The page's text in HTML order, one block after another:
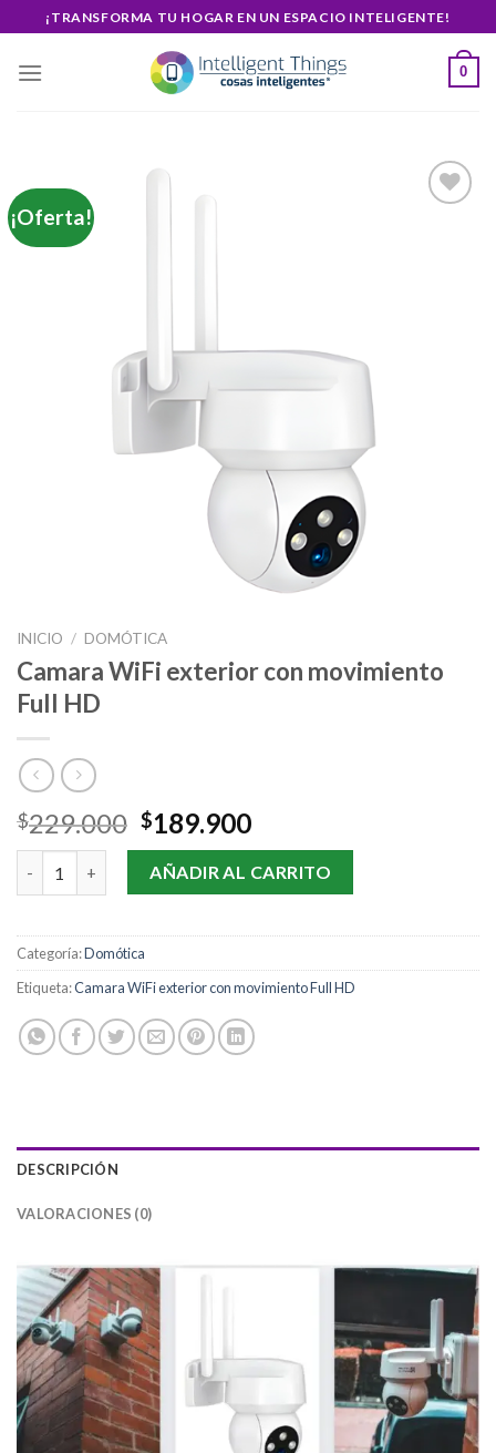
to
content
¡TRANSFORMA TU HOGAR EN UN ESPACIO INTELIGENTE!
0
¡Oferta!
INICIO / DOMÓTICA
Camara WiFi exterior con movimiento
Full HD
$229.000 Original
price
was:
$229.000.
$189.900Current
price
is:
$189.900.
Camara WiFi exterior con movimiento Full HD cantidad
AÑADIR AL CARRITO
Categoría:Domótica
Etiqueta:Camara WiFi exterior con movimiento Full HD
DESCRIPCIÓN
VALORACIONES (0)